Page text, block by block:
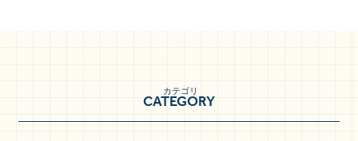
CATEGORY
カテゴリ